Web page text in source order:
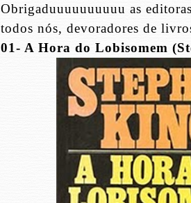
Obrigaduuuuuuuuuu as
todos nós, devoradores de
01- A Hora do Lobisomem